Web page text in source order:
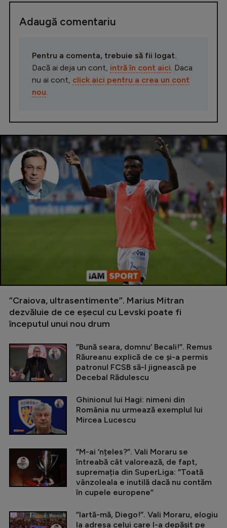
Adaugă comentariu
Pentru a comenta, trebuie să fii logat.
Dacă ai deja un cont, intră în cont aici . Daca
nu ai cont, click aici pentru a crea un cont
nou
”Craiova, ultrasentimente”. Marius Mitran
dezvăluie de ce eșecul cu Levski poate fi
începutul unui nou drum
”Bună seara, domnu’ Becali!”. Remus
Răureanu explică de ce și-a permis
patronul FCSB să-l jignească pe
Decebal Rădulescu
Ghinionul lui Hagi: nimeni din
România nu urmează exemplul lui
Mircea Lucescu
”M-ai ’nțeles?”. Vali Moraru se
întreabă cât valorează, de fapt,
supremația din SuperLiga: ”Toată
vânzoleala e inutilă dacă nu contăm
în cupele europene”
”Iartă-mă, Diego!”. Vali Moraru, elogiu
la adresa celui care l-a depășit pe